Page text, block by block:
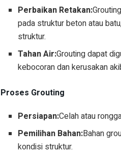
Perbaikan Retakan:
pada struktur beton atau
struktur.
Tahan Air:Grouting dapat
kebocoran dan kerusakan
Proses Grouting
Persiapan:Celah atau
Pemilihan Bahan:Bahan
kondisi struktur.